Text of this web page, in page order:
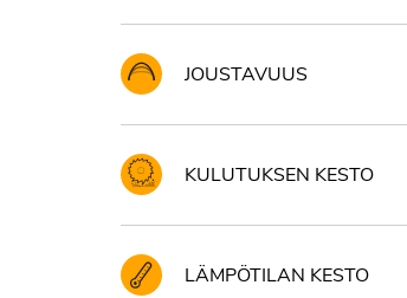
JOUSTAVUUS
KULUTUKSEN KESTO
LÄMPÖTILAN KESTO